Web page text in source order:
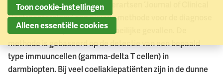
tijdschrift voor maagdarmleverartsen ‘Journal of Clinical
Gastroenterology’ een nieuwe methode voor de diagnose
van coeliakie, speciaal voor moeilijke gevallen. De
methode is gebaseerd op de detectie van een bepaald
type immuuncellen (gamma-delta T cellen) in
darmbiopten. Bij veel coeliakiepatiënten zijn in de dunne
Toon cookie-instellingen
Alleen essentiële cookies